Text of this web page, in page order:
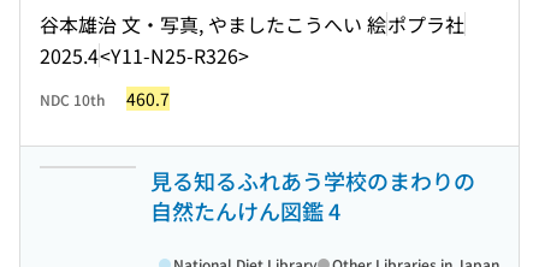
谷本雄治 文・写真, やましたこうへい 絵ポプラ社
2025.4<Y11-N25-R326>
NDC 10th 460.7
見る知るふれあう学校のまわりの
自然たんけん図鑑 4